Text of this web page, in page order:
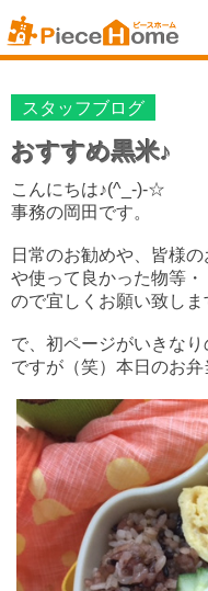
スタッフブログ
おすすめ黒米♪
こんにちは♪(^_-)-☆
事務の岡田です。
日常のお勧めや、皆様
や使って良かった物等
ので宜しくお願い致しま
で、初ページがいきな
ですが（笑）本日のお弁